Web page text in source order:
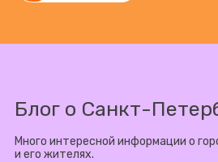
Много интересной информации о
и его жителях.
Блог о Санкт-